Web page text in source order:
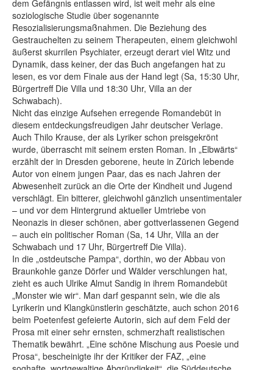
dem Gefängnis entlassen wird, ist weit mehr als eine
soziologische Studie über sogenannte
Resozialisierungsmaßnahmen. Die Beziehung des
Gestrauchelten zu seinem Therapeuten, einem gleichwohl
äußerst skurrilen Psychiater, erzeugt derart viel Witz und
Dynamik, dass keiner, der das Buch angefangen hat zu
lesen, es vor dem Finale aus der Hand legt (Sa, 15:30 Uhr,
Bürgertreff Die Villa und 18:30 Uhr, Villa an der
Schwabach).
Nicht das einzige Aufsehen erregende Romandebüt in
diesem entdeckungsfreudigen Jahr deutscher Verlage.
Auch Thilo Krause, der als Lyriker schon preisgekrönt
wurde, überrascht mit seinem ersten Roman. In „Elbwärts“
erzählt der in Dresden geborene, heute in Zürich lebende
Autor von einem jungen Paar, das es nach Jahren der
Abwesenheit zurück an die Orte der Kindheit und Jugend
verschlägt. Ein bitterer, gleichwohl gänzlich unsentimentaler
– und vor dem Hintergrund aktueller Umtriebe von
Neonazis in dieser schönen, aber gottverlassenen Gegend
– auch ein politischer Roman (Sa, 14 Uhr, Villa an der
Schwabach und 17 Uhr, Bürgertreff Die Villa).
In die „ostdeutsche Pampa“, dorthin, wo der Abbau von
Braunkohle ganze Dörfer und Wälder verschlungen hat,
zieht es auch Ulrike Almut Sandig in ihrem Romandebüt
„Monster wie wir“. Man darf gespannt sein, wie die als
Lyrikerin und Klangkünstlerin geschätzte, auch schon 2016
beim Poetenfest gefeierte Autorin, sich auf dem Feld der
Prosa mit einer sehr ernsten, schmerzhaft realistischen
Thematik bewährt. „Eine schöne Mischung aus Poesie und
Prosa“, bescheinigte ihr der Kritiker der FAZ, „eine